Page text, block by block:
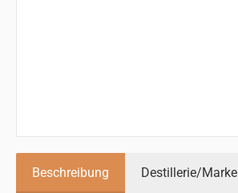
Beschreibung Destillerie/Marke